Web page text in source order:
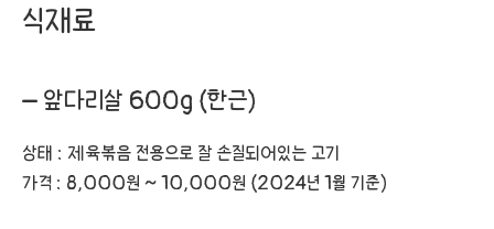
식재료
– 앞다리살 600g (한근)
상태 : 제육볶음 전용으로 잘 손질되어있는 고기
가격 : 8,000원 ~ 10,000원 (2024년 1월 기준)